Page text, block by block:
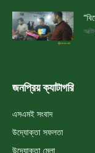
জনপ্রিয় ক্যাটাগরি
এসএমই সংবাদ
উদ্যোক্তা সফলতা
উদ্যোক্তা মেলা